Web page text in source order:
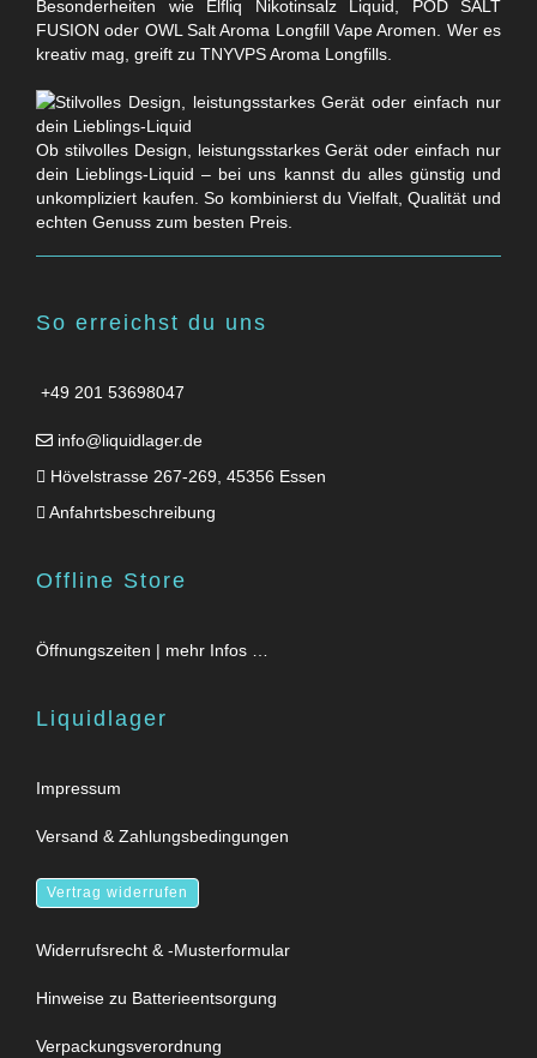
Besonderheiten wie Elfliq Nikotinsalz Liquid, POD SALT
FUSION oder OWL Salt Aroma Longfill Vape Aromen. Wer es
kreativ mag, greift zu TNYVPS Aroma Longfills.
Ob stilvolles Design, leistungsstarkes Gerät oder einfach nur
dein Lieblings-Liquid – bei uns kannst du alles günstig und
unkompliziert kaufen. So kombinierst du Vielfalt, Qualität und
echten Genuss zum besten Preis.
So erreichst du uns
+49 201 53698047
info@liquidlager.de
Hövelstrasse 267-269, 45356 Essen
Anfahrtsbeschreibung
Offline Store
Öffnungszeiten | mehr Infos …
Liquidlager
Impressum
Versand & Zahlungsbedingungen
Vertrag widerrufen
Widerrufsrecht & -Musterformular
Hinweise zu Batterieentsorgung
Verpackungsverordnung